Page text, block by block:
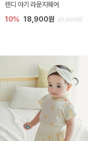
렌디 아기 라운지웨어
10% 18,900원 21,000원